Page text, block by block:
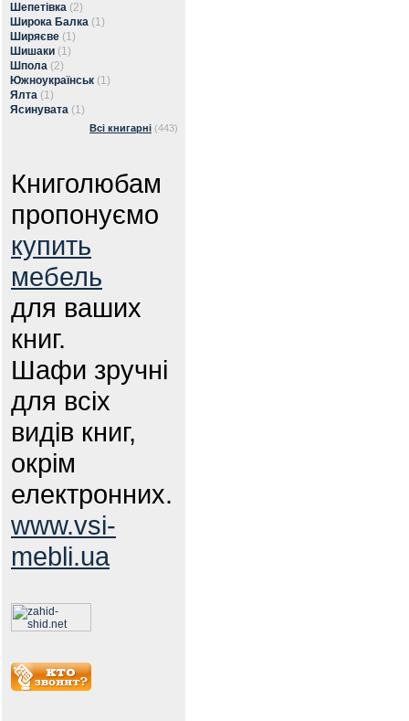
Шепетівка (2)
Широка Балка (1)
Ширяєве (1)
Шишаки (1)
Шпола (2)
Южноукраїнськ (1)
Ялта (1)
Ясинувата (1)
Всі книгарні (443)
Книголюбам
пропонуємо
купить
мебель
для ваших
книг.
Шафи зручні
для всіх
видів книг,
окрім
електронних.
www.vsi-
mebli.ua